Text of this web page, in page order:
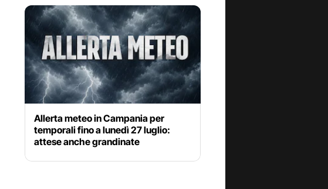
Allerta meteo in Campania per
temporali fino a lunedì 27 luglio:
attese anche grandinate